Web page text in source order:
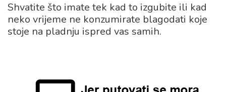
Shvatite što imate tek kad to izgubite ili kad
neko vrijeme ne konzumirate blagodati koje
stoje na pladnju ispred vas samih.